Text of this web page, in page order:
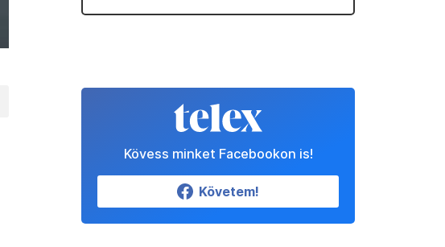
Kövess minket Facebookon is!
Követem!